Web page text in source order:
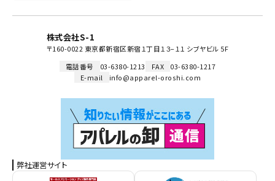
株式会社S-1
〒160-0022 東京都新宿区新宿１丁目１３−１１ シブヤビル 5F
電話番号
03-6380-1213 FAX
03-6380-1217
E-mail
info@apparel-oroshi.com
弊社運営サイト